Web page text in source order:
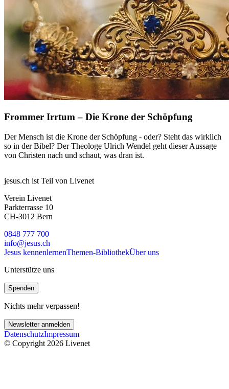
Frommer Irrtum – Die Krone der Schöpfung
Der Mensch ist die Krone der Schöpfung - oder? Steht das wirklich
so in der Bibel? Der Theologe Ulrich Wendel geht dieser Aussage
von Christen nach und schaut, was dran ist.
jesus.ch ist Teil von Livenet
Verein Livenet
Parkterrasse 10
CH-3012 Bern
0848 777 700
info@jesus.ch
Jesus kennenlernenThemen-BibliothekÜber uns
Unterstütze uns
Spenden
Nichts mehr verpassen!
Newsletter anmelden
DatenschutzImpressum
© Copyright 2026 Livenet